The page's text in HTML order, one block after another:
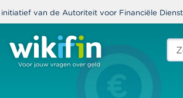
van de Autoriteit voor Financiële